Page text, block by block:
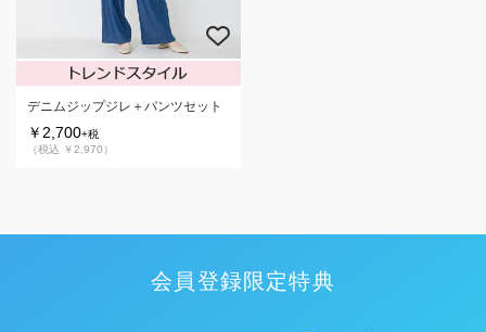
デニムジップジレ＋パンツセット
￥2,700+税
（税込 ￥2,970）
会員登録限定特典